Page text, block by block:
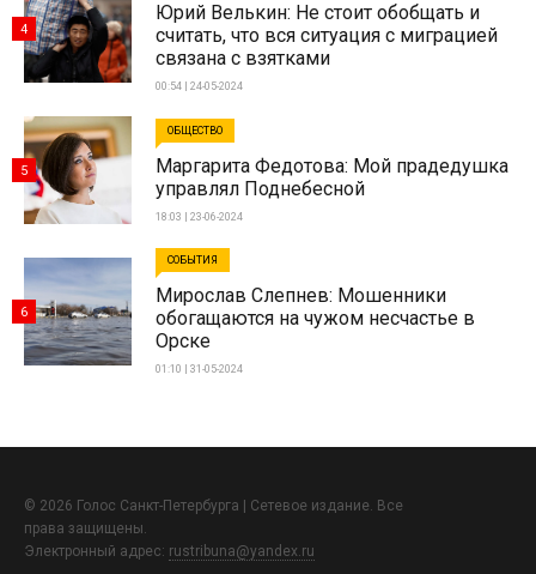
Юрий Велькин: Не стоит обобщать и
считать, что вся ситуация с миграцией
связана с взятками
00:54 | 24-05-2024
4
ОБЩЕСТВО
Маргарита Федотова: Мой прадедушка
управлял Поднебесной
18:03 | 23-06-2024
5
СОБЫТИЯ
Мирослав Слепнев: Мошенники
обогащаются на чужом несчастье в
Орске
01:10 | 31-05-2024
6
© 2026 Голос Санкт-Петербурга | Сетевое издание. Все
права защищены.
Электронный адрес: rustribuna@yandex.ru